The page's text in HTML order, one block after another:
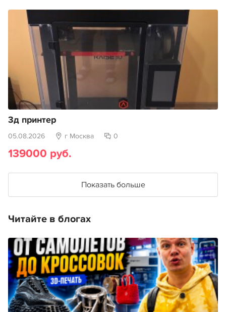
3д принтер
05.08.2026 г Москва 0
139000 руб.
Показать больше
Читайте в блогах